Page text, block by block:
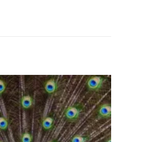
Toevoegen
aan
verlanglijst